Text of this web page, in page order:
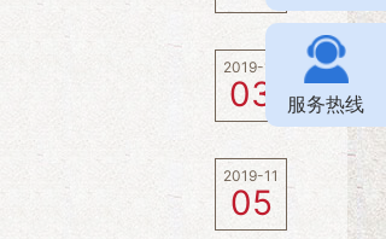
2019-12
03
2019-11
05
服务热线